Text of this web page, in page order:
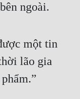
ngoài.
một tin
lão gia